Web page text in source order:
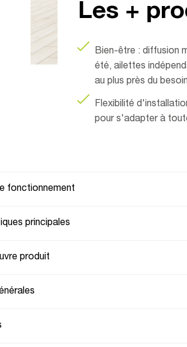
Les +
Bien-être : diffusion
été, ailettes
au plus près du besoin
Flexibilité
pour s'adapter à
fonctionnement
principales
produit